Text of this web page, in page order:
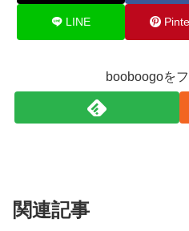
LINE
booboogoを
関連記事